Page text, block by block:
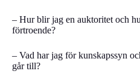
– Hur blir jag en auktoritet och
förtroende?
– Vad har jag för kunskapssyn
går till?